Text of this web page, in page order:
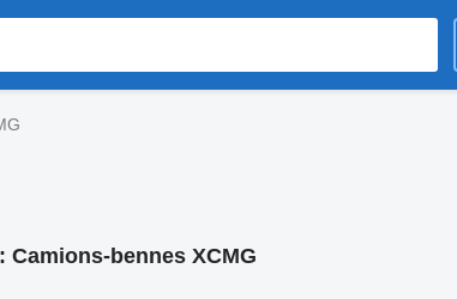
Camions-bennes XCMG